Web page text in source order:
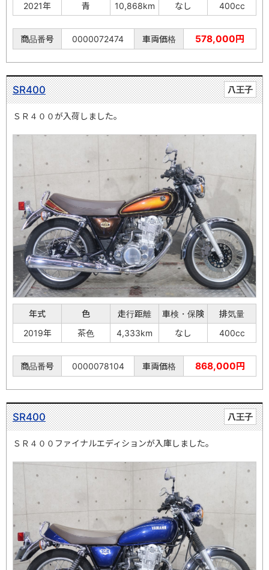
2021年
青 10,868km なし 400cc
商品番号 0000072474 車両価格 578,000円
八王子
SR400
ＳＲ４００が入荷しました。
年式 色 走行距離 車検・保険
排気量
2019年
茶色 4,333km なし 400cc
商品番号 0000078104 車両価格 868,000円
八王子
SR400
ＳＲ４００ファイナルエディションが入庫しました。